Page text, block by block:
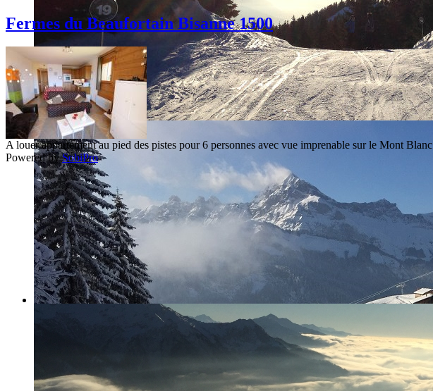
Fermes du Beaufortain Bisanne 1500
A louer appartement au pied des pistes pour 6 personnes avec vue imprenable sur le Mont Blanc
Powered bySobiPro